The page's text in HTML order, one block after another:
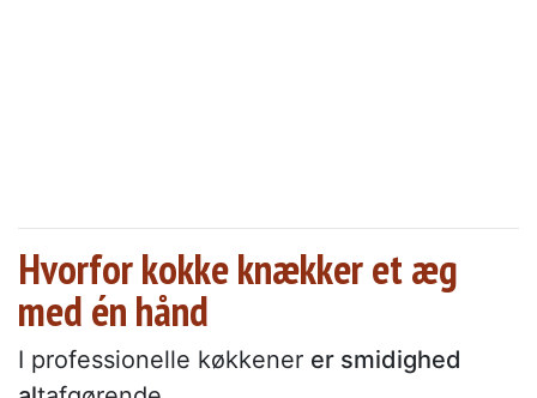
Hvorfor kokke knækker et æg
med én hånd
I professionelle køkkener er smidighed